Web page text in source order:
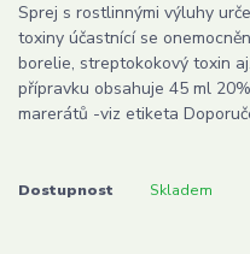
Sprej s rostlinnými výluhy
toxiny účastnící se
borelie, streptokokový toxin
přípravku obsahuje 45 ml
marerátů -viz etiketa
Dostupnost Skladem